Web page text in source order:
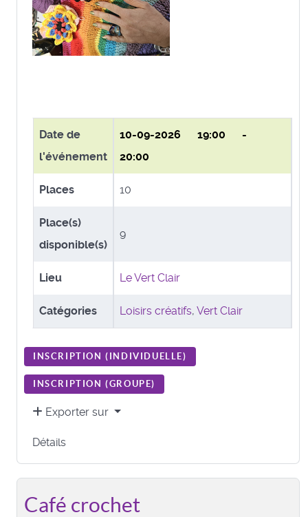
Date de
l'événement
10-09-2026 19:00 -
20:00
Places 10
Place(s)
disponible(s)
9
Lieu Le Vert Clair
Catégories Loisirs créatifs, Vert Clair
INSCRIPTION ( INDIVIDUELLE)
INSCRIPTION (GROUPE)
Exporter sur
Détails
Café crochet